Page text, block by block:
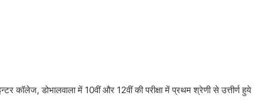
कॉलेज, डोभालवाला में 10वीं और 12वीं की परीक्षा में प्रथम श्रेणी से उत्तीर्ण हुये